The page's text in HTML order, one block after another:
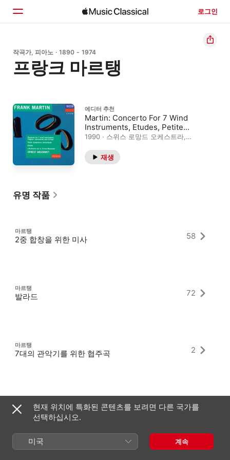
로그인
홈
둘러보기
작곡가, 피아노 · 1890 - 1974
프랑크 마르탱
에디터 추천
Martin: Concerto For 7 Wind
Instruments, Etudes, Petite
Symphonie Concertante
1990 · 스위스 로망드 오케스트라,
재생
유명 작품
마르탱
2중 합창을 위한 미사 58
마르탱
발라드 72
마르탱
7대의 관악기를 위한 협주곡 2
피아노 5중주 5
현재 위치에 특화된 콘텐츠를 보려면 다른 국가를
선택하십시오.
미국 계속